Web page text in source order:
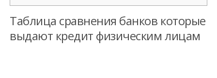
Таблица сравнения банков которые
выдают кредит физическим лицам